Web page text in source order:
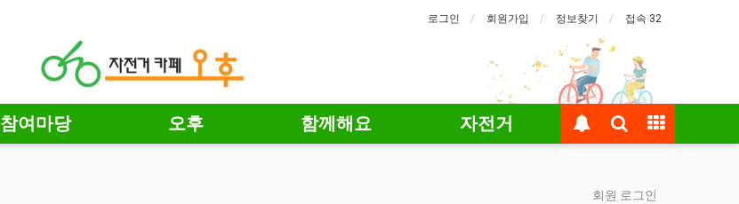
로그인 회원가입 정보찾기 접속 32
참여마당 오후 함께해요 자전거
회원 로그인